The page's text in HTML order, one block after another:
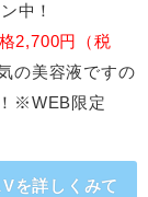
中！
2,700円（税
の美容液ですの
※WEB限定
を詳しくみて